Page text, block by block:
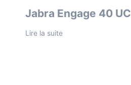
Jabra Engage 40 UC
Lire la suite